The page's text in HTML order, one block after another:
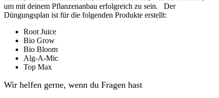
um mit deinem Pflanzenanbau erfolgreich zu sein.
Der
Düngungsplan ist für die folgenden Produkte erstellt:
Root Juice
Bio Grow
Bio Bloom
Alg-A-Mic
Top Max
Wir helfen gerne, wenn du Fragen hast